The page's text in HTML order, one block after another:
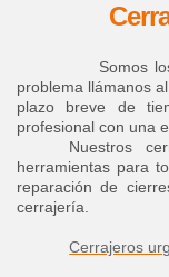
Somos
problema llámanos
plazo breve de
profesional con una
Nuestros
herramientas para
reparación de
cerrajería.
Cerrajeros